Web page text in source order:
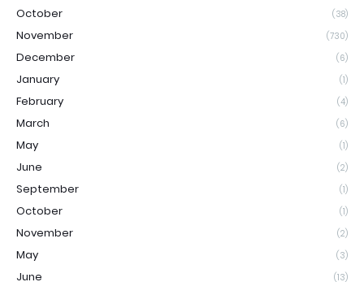
October (38)
November (730)
December (6)
January (1)
February (4)
March (6)
May (1)
June (2)
September (1)
October (1)
November (2)
May (3)
June (13)